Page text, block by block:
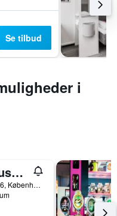
Se tilbud
i
Steel House Copenhagen - Hostel
Herholdtsgade 6, København, Hovedstaden, Danmark